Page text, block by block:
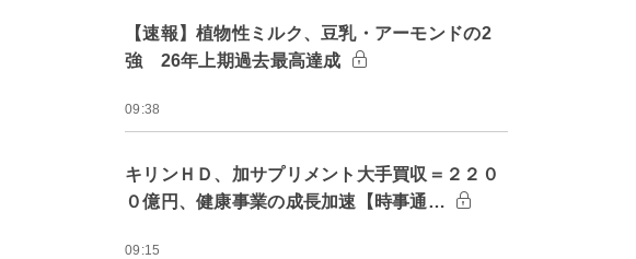
【速報】植物性ミルク、豆乳・アーモンドの2
強 26年上期過去最高達成
09:38
キリンＨＤ、加サプリメント大手買収＝２２０
０億円、健康事業の成長加速【時事通…
09:15